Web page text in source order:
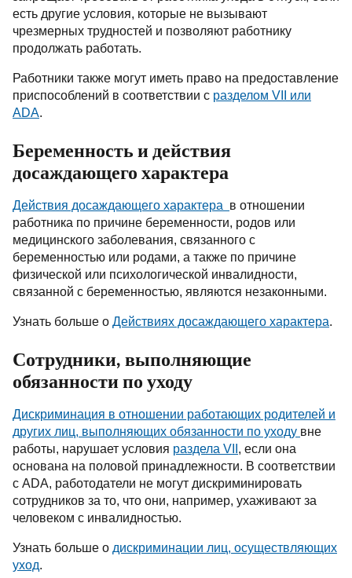
есть другие условия, которые не вызывают
чрезмерных трудностей и позволяют работнику
продолжать работать.
Работники также могут иметь право на предоставление
приспособлений в соответствии с разделом VII или
ADA.
Беременность и действия
досаждающего характера
Действия досаждающего характера в отношении
работника по причине беременности, родов или
медицинского заболевания, связанного с
беременностью или родами, а также по причине
физической или психологической инвалидности,
связанной с беременностью, являются незаконными.
Узнать больше о Действиях досаждающего характера.
Сотрудники, выполняющие
обязанности по уходу
Дискриминация в отношении работающих родителей и
других лиц, выполняющих обязанности по уходу вне
работы, нарушает условия раздела VII , если она
основана на половой принадлежности. В соответствии
с ADA, работодатели не могут дискриминировать
сотрудников за то, что они, например, ухаживают за
человеком с инвалидностью.
Узнать больше о дискриминации лиц, осуществляющих
уход.